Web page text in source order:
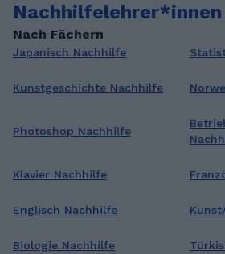
Nachhilfelehrer*innen
Nach Fächern
Japanisch Nachhilfe
Kunstgeschichte Nachhilfe
Photoshop Nachhilfe
Klavier Nachhilfe
Englisch Nachhilfe
Biologie Nachhilfe